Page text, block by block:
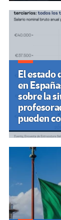
El estado
en
sobre la
pueden